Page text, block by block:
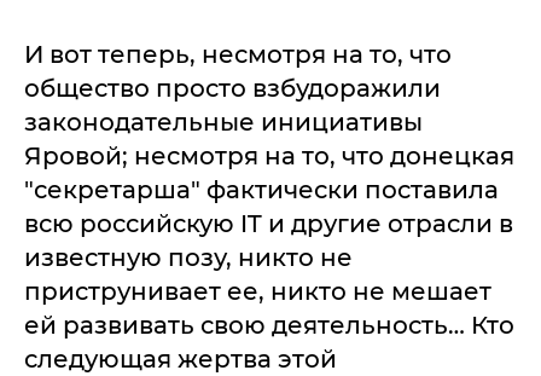
И вот теперь, несмотря на то, что
общество просто взбудоражили
законодательные инициативы
Яровой; несмотря на то, что донецкая
"секретарша" фактически поставила
всю российскую IT и другие отрасли в
известную позу, никто не
приструнивает ее, никто не мешает
ей развивать свою деятельность… Кто
следующая жертва этой